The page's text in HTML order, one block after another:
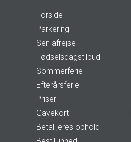
Forside
Parkering
Sen afrejse
Fødselsdagstilbud
Sommerferie
Efterårsferie
Priser
Gavekort
Betal jeres ophold